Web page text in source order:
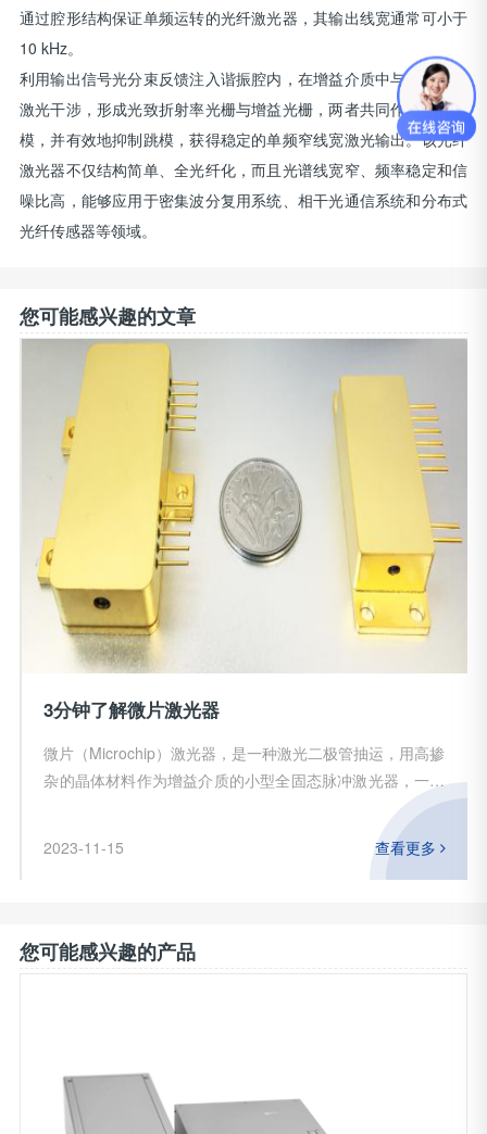
通过腔形结构保证单频运转的光纤激光器，其输出线宽通常可小于
10 kHz。
利用输出信号光分束反馈注入谐振腔内，在增益介质中与腔内振荡
激光干涉，形成光致折射率光栅与增益光栅，两者共同作用选择纵
模，并有效地抑制跳模，获得稳定的单频窄线宽激光输出。该光纤
激光器不仅结构简单、全光纤化，而且光谱线宽窄、频率稳定和信
噪比高，能够应用于密集波分复用系统、相干光通信系统和分布式
光纤传感器等领域。
您可能感兴趣的文章
3分钟了解微片激光器
微片（Microchip）激光器，是一种激光二极管抽运，用高掺
杂的晶体材料作为增益介质的小型全固态脉冲激光器，一般
腔长都控制在毫米量级。，微片激光器在气象雷达、拉曼检
测、激光超声、激光诱导荧光、激光诱导击穿光谱，时间飞
行质谱以及医疗美容等领域亦有非常宽广的应用。
2023-11-15 查看更多
您可能感兴趣的产品